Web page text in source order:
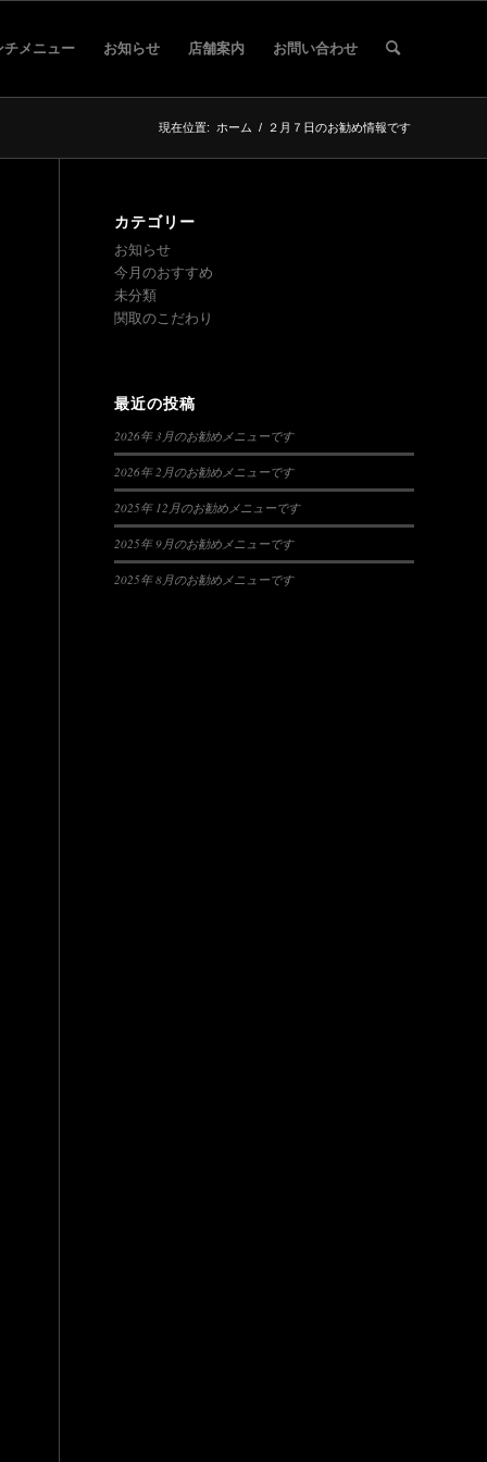
チメニュー お知らせ 店舗案内 お問い合わせ
現在位置: ホーム / ２月７日のお勧め情報です
カテゴリー
お知らせ
今月のおすすめ
未分類
関取のこだわり
最近の投稿
2026年 3月のお勧めメニューです
2026年 2月のお勧めメニューです
2025年 12月のお勧めメニューです
2025年 9月のお勧めメニューです
2025年 8月のお勧めメニューです